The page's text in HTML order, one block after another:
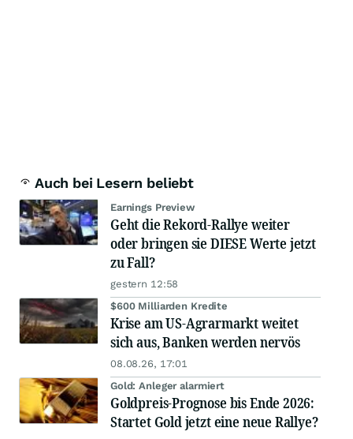
Auch bei Lesern beliebt
Earnings Preview
Geht die Rekord-Rallye weiter
oder bringen sie DIESE Werte jetzt
zu Fall?
gestern 12:58
$600 Milliarden Kredite
Krise am US-Agrarmarkt weitet
sich aus, Banken werden nervös
08.08.26, 17:01
Gold: Anleger alarmiert
Goldpreis-Prognose bis Ende 2026:
Startet Gold jetzt eine neue Rallye?